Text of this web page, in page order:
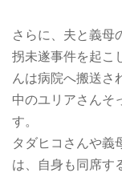
さらに、夫と義母
拐未遂事件を起こ
んは病院へ搬送さ
中のユリアさんそ
す。
タダヒコさんや義
は、自身も同席す